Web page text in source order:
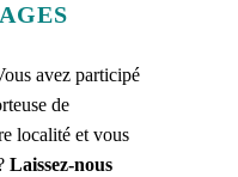
avez participé
de
localité et vous
Laissez-nous